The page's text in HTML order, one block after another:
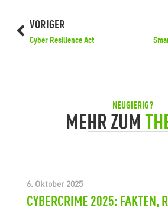
VORIGER
Cyber Resilience Act
NEUGIERIG?
MEHR ZUM
6. Oktober 2025
CYBERCRIME 2025: FAKTEN,